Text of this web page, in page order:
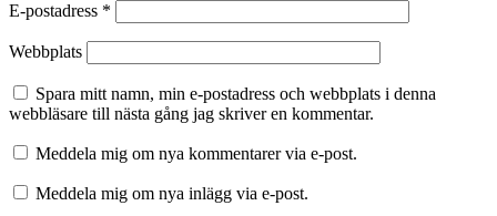
E-postadress *
Webbplats
Spara mitt namn, min e-postadress och webbplats i denna
webbläsare till nästa gång jag skriver en kommentar.
Meddela mig om nya kommentarer via e-post.
Meddela mig om nya inlägg via e-post.